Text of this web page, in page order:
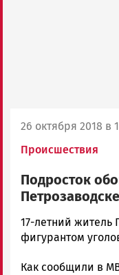
26 октября 2018 в
Происшествия
Подросток
Петрозаводске
Корректор
Новости
и
17-летний житель
фигурантом
Как сообщили в